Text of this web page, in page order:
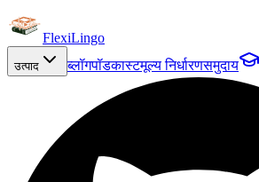
FlexiLingo
उत्पाद ब्लॉगपॉडकास्टमूल्य निर्धारणसमुदाय